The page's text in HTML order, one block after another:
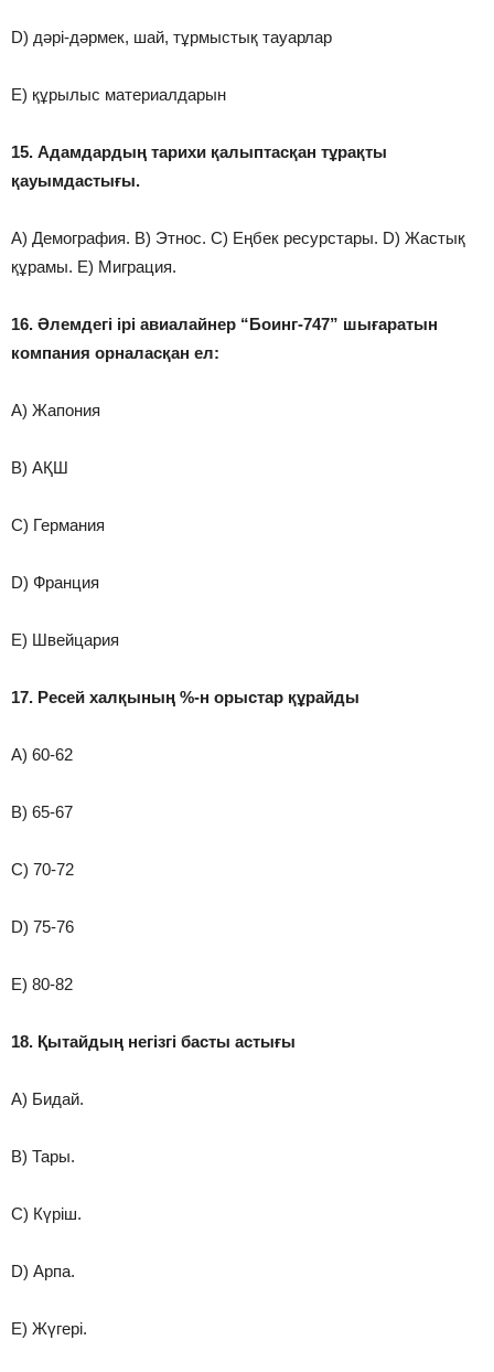
D) дәрі-дәрмек, шай, тұрмыстық тауарлар
E) құрылыс материалдарын
15. Адамдардың тарихи қалыптасқан тұрақты
қауымдастығы.
A) Демография. B) Этнос. C) Еңбек ресурстары. D) Жастық
құрамы. E) Миграция.
16. Әлемдегі ірі авиалайнер “Боинг-747” шығаратын
компания орналасқан ел:
A) Жапония
B) АҚШ
C) Германия
D) Франция
E) Швейцария
17. Ресей халқының %-н орыстар құрайды
A) 60-62
B) 65-67
C) 70-72
D) 75-76
E) 80-82
18. Қытайдың негізгі басты астығы
A) Бидай.
B) Тары.
C) Күріш.
D) Арпа.
E) Жүгері.